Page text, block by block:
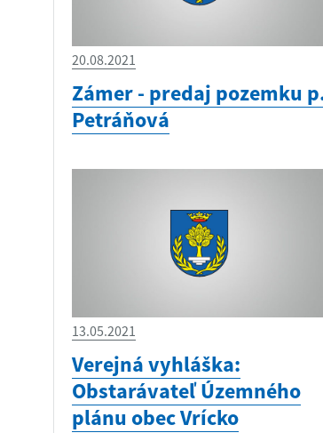
20.08.2021
Zámer - predaj pozemku
Petráňová
13.05.2021
Verejná vyhláška:
Obstarávateľ Územného
plánu obec Vrícko